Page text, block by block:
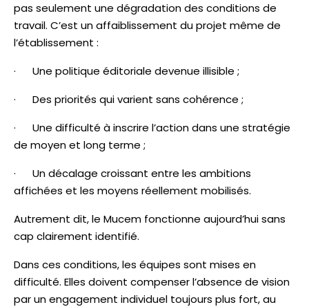
pas seulement une dégradation des conditions de
travail. C’est un affaiblissement du projet même de
l’établissement :
· Une politique éditoriale devenue illisible ;
· Des priorités qui varient sans cohérence ;
· Une difficulté à inscrire l’action dans une stratégie
de moyen et long terme ;
· Un décalage croissant entre les ambitions
affichées et les moyens réellement mobilisés.
Autrement dit, le Mucem fonctionne aujourd’hui sans
cap clairement identifié.
Dans ces conditions, les équipes sont mises en
difficulté. Elles doivent compenser l’absence de vision
par un engagement individuel toujours plus fort, au